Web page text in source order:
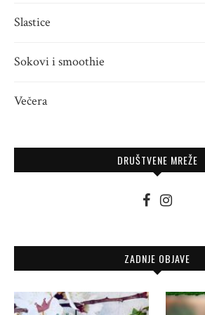
Slastice
Sokovi i smoothie
Večera
DRUŠTVENE MREŽE
ZADNJE OBJAVE